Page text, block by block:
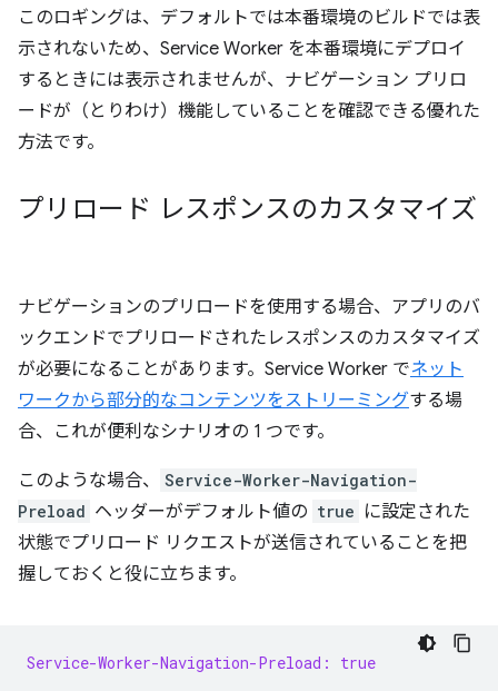
このロギングは、デフォルトでは本番環境のビルドでは表
示されないため、Service Worker を本番環境にデプロイ
するときには表示されませんが、ナビゲーション プリロ
ードが（とりわけ）機能していることを確認できる優れた
方法です。
プリロード レスポンスのカスタマイズ
ナビゲーションのプリロードを使用する場合、アプリのバ
ックエンドでプリロードされたレスポンスのカスタマイズ
が必要になることがあります。Service Worker でネット
ワークから部分的なコンテンツをストリーミングする場
合、これが便利なシナリオの 1 つです。
このような場合、
Service-Worker-Navigation-
Preload ヘッダーがデフォルト値の true に設定された
状態でプリロード リクエストが送信されていることを把
握しておくと役に立ちます。
Service-Worker-Navigation-Preload: true